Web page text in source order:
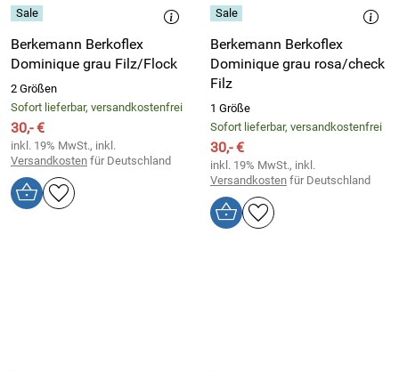
Berkemann Berkoflex
Dominique grau Filz/Flock
2 Größen
Sofort lieferbar, versandkostenfrei
30,- €
inkl. 19% MwSt., inkl.
Versandkosten für Deutschland
Berkemann Berkoflex
Dominique grau rosa/check
Filz
1 Größe
Sofort lieferbar, versandkostenfrei
30,- €
inkl. 19% MwSt., inkl.
Versandkosten für Deutschland